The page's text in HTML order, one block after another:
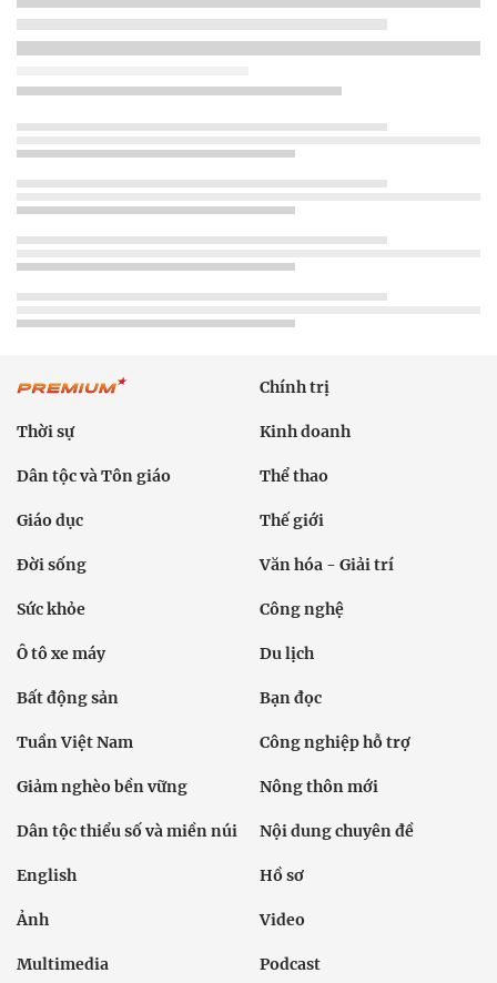
Chính trị
Thời sự Kinh doanh
Dân tộc và Tôn giáo Thể thao
Giáo dục Thế giới
Đời sống Văn hóa - Giải trí
Sức khỏe Công nghệ
Ô tô xe máy Du lịch
Bất động sản Bạn đọc
Tuần Việt Nam Công nghiệp hỗ trợ
Giảm nghèo bền vững Nông thôn mới
Dân tộc thiểu số và miền núi Nội dung chuyên đề
English Hồ sơ
Ảnh Video
Multimedia Podcast